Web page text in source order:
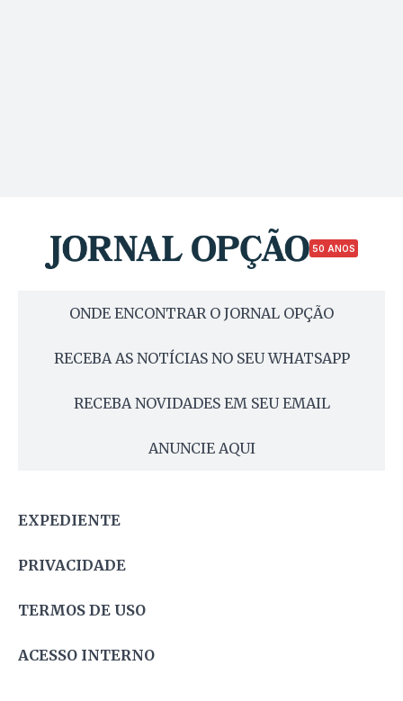
50 ANOS
ONDE ENCONTRAR O JORNAL OPÇÃO
RECEBA AS NOTÍCIAS NO SEU WHATSAPP
RECEBA NOVIDADES EM SEU EMAIL
ANUNCIE AQUI
EXPEDIENTE
PRIVACIDADE
TERMOS DE USO
ACESSO INTERNO